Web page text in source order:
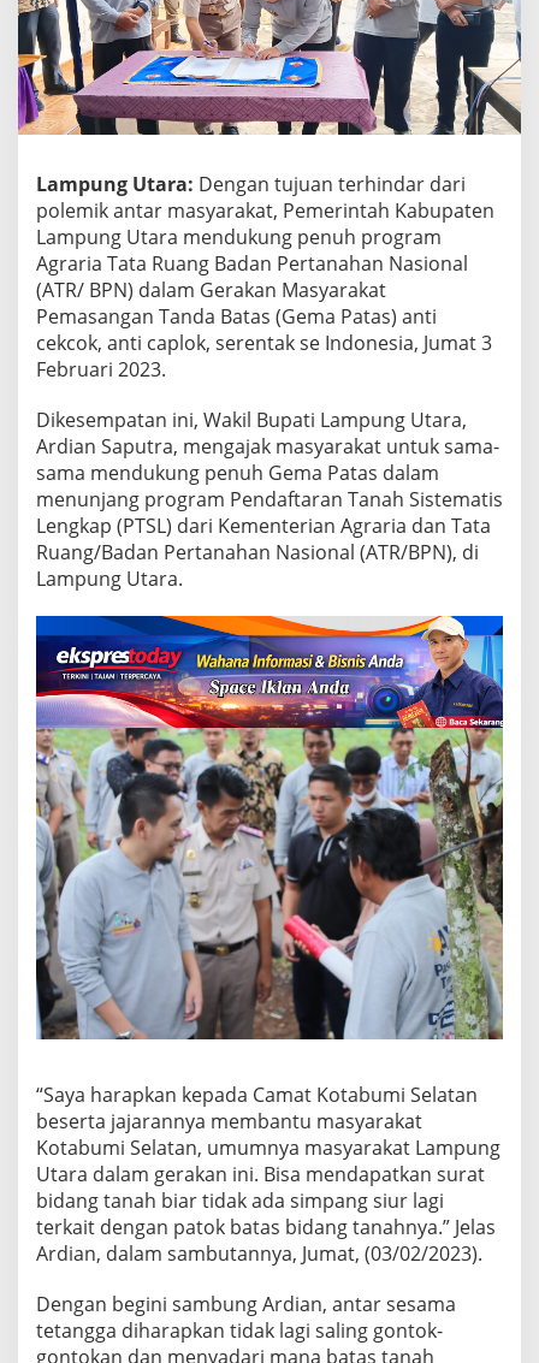
u
n
g
P
r
o
a
m
A
T
B
P
N
e
r
a
k
a
n
G
e
P
a
t
a
s
S
e
-
I
n
d
o
n
e
s
a
Lampung Utara: Dengan tujuan terhindar dari
polemik antar masyarakat, Pemerintah Kabupaten
Lampung Utara mendukung penuh program
Agraria Tata Ruang Badan Pertanahan Nasional
(ATR/ BPN) dalam Gerakan Masyarakat
Pemasangan Tanda Batas (Gema Patas) anti
cekcok, anti caplok, serentak se Indonesia, Jumat 3
Februari 2023.
Dikesempatan ini, Wakil Bupati Lampung Utara,
Ardian Saputra, mengajak masyarakat untuk sama-
sama mendukung penuh Gema Patas dalam
menunjang program Pendaftaran Tanah Sistematis
Lengkap (PTSL) dari Kementerian Agraria dan Tata
Ruang/Badan Pertanahan Nasional (ATR/BPN), di
Lampung Utara.
“Saya harapkan kepada Camat Kotabumi Selatan
beserta jajarannya membantu masyarakat
Kotabumi Selatan, umumnya masyarakat Lampung
Utara dalam gerakan ini. Bisa mendapatkan surat
bidang tanah biar tidak ada simpang siur lagi
terkait dengan patok batas bidang tanahnya.” Jelas
Ardian, dalam sambutannya, Jumat, (03/02/2023).
Dengan begini sambung Ardian, antar sesama
tetangga diharapkan tidak lagi saling gontok-
gontokan dan menyadari mana batas tanah